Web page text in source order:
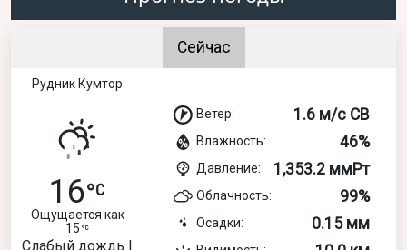
Сейчас
Рудник Кумтор
16
Ощущается как
15
Слабый дождь |
Ветер: 1.6 м/с СВ
Влажность: 46%
Давление: 1,353.2 ммРт
Облачность: 99%
Осадки: 0.15 мм